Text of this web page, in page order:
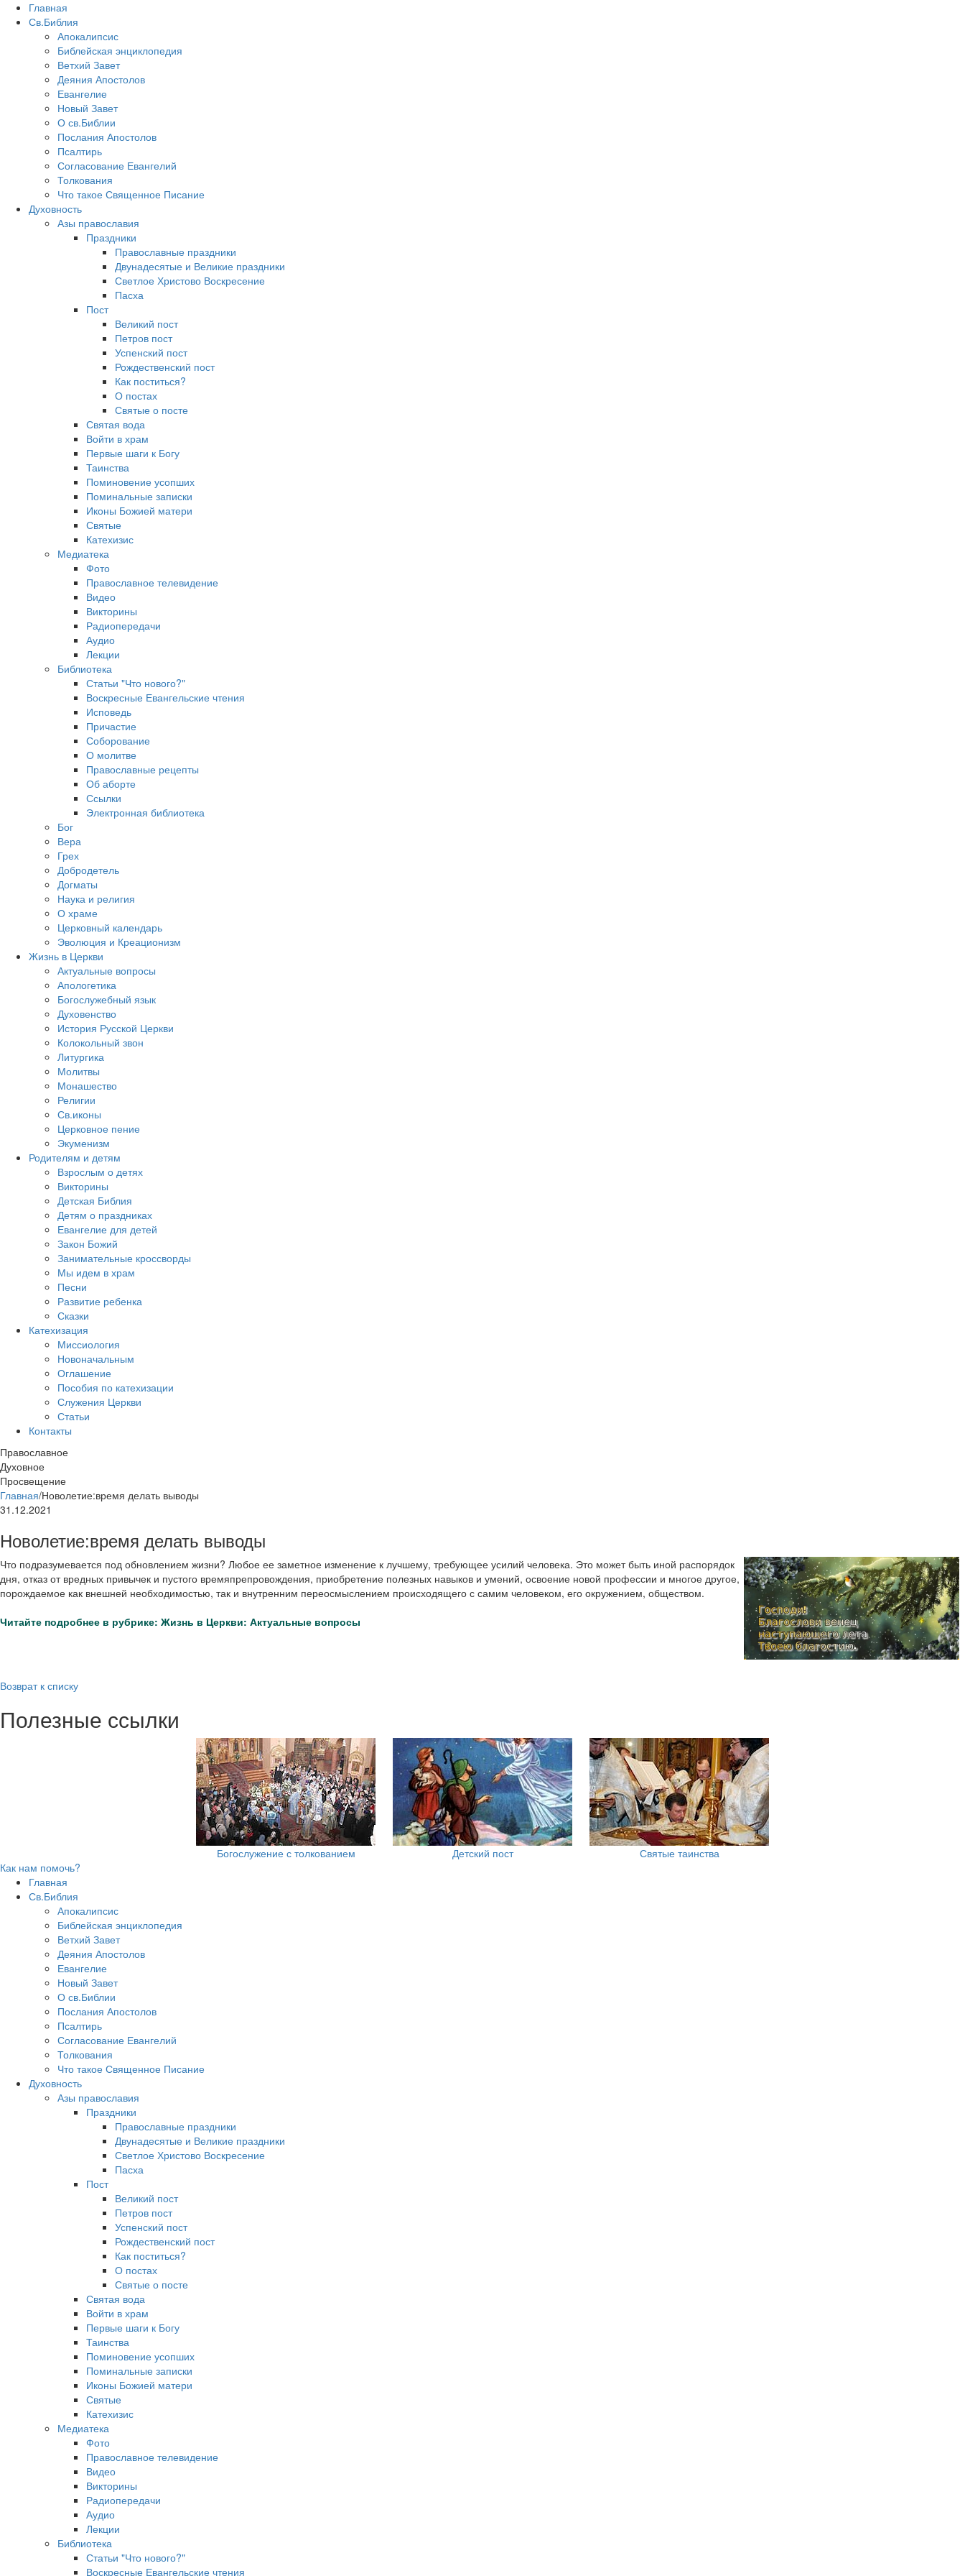
Главная
Св.Библия
Апокалипсис
Библейская энциклопедия
Ветхий Завет
Деяния Апостолов
Евангелие
Новый Завет
О св.Библии
Послания Апостолов
Псалтирь
Согласование Евангелий
Толкования
Что такое Священное Писание
Духовность
Азы православия
Праздники
Православные праздники
Двунадесятые и Великие праздники
Светлое Христово Воскресение
Пасха
Пост
Великий пост
Петров пост
Успенский пост
Рождественский пост
Как поститься?
О постах
Святые о посте
Святая вода
Войти в храм
Первые шаги к Богу
Таинства
Поминовение усопших
Поминальные записки
Иконы Божией матери
Святые
Катехизис
Медиатека
Фото
Православное телевидение
Видео
Викторины
Радиопередачи
Аудио
Лекции
Библиотека
Статьи "Что нового?"
Воскресные Евангельские чтения
Исповедь
Причастие
Соборование
О молитве
Православные рецепты
Об аборте
Ссылки
Электронная библиотека
Бог
Вера
Грех
Добродетель
Догматы
Наука и религия
О храме
Церковный календарь
Эволюция и Креационизм
Жизнь в Церкви
Актуальные вопросы
Апологетика
Богослужебный язык
Духовенство
История Русской Церкви
Колокольный звон
Литургика
Молитвы
Монашество
Религии
Св.иконы
Церковное пение
Экуменизм
Родителям и детям
Взрослым о детях
Викторины
Детская Библия
Детям о праздниках
Евангелие для детей
Закон Божий
Занимательные кроссворды
Мы идем в храм
Песни
Развитие ребенка
Сказки
Катехизация
Миссиология
Новоначальным
Оглашение
Пособия по катехизации
Служения Церкви
Статьи
Контакты
Православное
Духовное
Просвещение
Главная/Новолетие:время делать выводы
31.12.2021
Новолетие:время делать выводы
Что подразумевается под обновлением жизни? Любое ее заметное изменение к лучшему, требующее усилий человека. Это может быть иной распорядок
дня, отказ от вредных привычек и пустого времяпрепровождения, приобретение полезных навыков и умений, освоение новой профессии и многое другое,
порождаемое как внешней необходимостью, так и внутренним переосмыслением происходящего с самим человеком, его окружением, обществом.
Читайте подробнее в рубрике: Жизнь в Церкви: Актуальные вопросы
Возврат к списку
Полезные ссылки
Богослужение с толкованием Детский пост
Святые таинства
Как нам помочь?
Главная
Св.Библия
Апокалипсис
Библейская энциклопедия
Ветхий Завет
Деяния Апостолов
Евангелие
Новый Завет
О св.Библии
Послания Апостолов
Псалтирь
Согласование Евангелий
Толкования
Что такое Священное Писание
Духовность
Азы православия
Праздники
Православные праздники
Двунадесятые и Великие праздники
Светлое Христово Воскресение
Пасха
Пост
Великий пост
Петров пост
Успенский пост
Рождественский пост
Как поститься?
О постах
Святые о посте
Святая вода
Войти в храм
Первые шаги к Богу
Таинства
Поминовение усопших
Поминальные записки
Иконы Божией матери
Святые
Катехизис
Медиатека
Фото
Православное телевидение
Видео
Викторины
Радиопередачи
Аудио
Лекции
Библиотека
Статьи "Что нового?"
Воскресные Евангельские чтения